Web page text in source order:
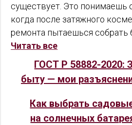
существует. Это понимаешь
когда после затяжного
ремонта пытаешься собрать
Читать все
ГОСТ Р 58882-2020:
быту — мои
Как выбрать
на солнечных